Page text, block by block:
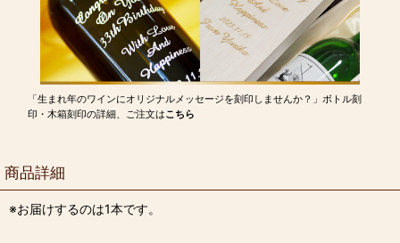
「生まれ年のワインにオリジナルメッセージを刻印しませんか？」ボトル刻
印・木箱刻印の詳細、ご注文はこちら
商品詳細
※お届けするのは1本です。